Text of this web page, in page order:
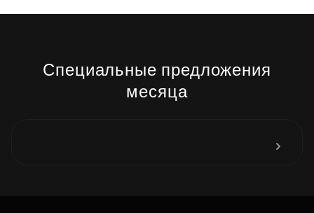
Специальные предложения
месяца